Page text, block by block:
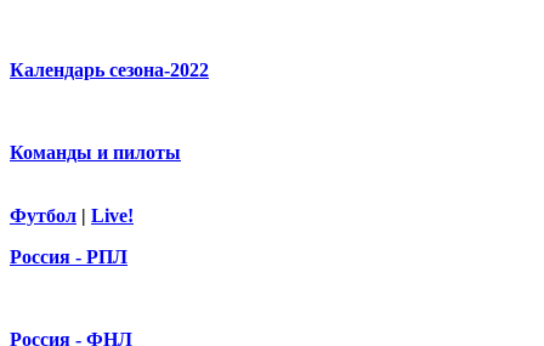
Календарь сезона-2022
Команды и пилоты
Футбол | Live!
Россия - РПЛ
Россия - ФНЛ